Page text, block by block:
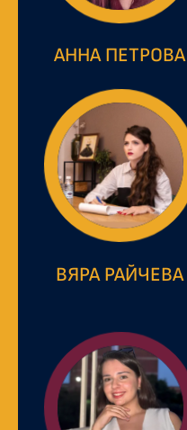
АННА ПЕТРОВА
ВЯРА РАЙЧЕВА